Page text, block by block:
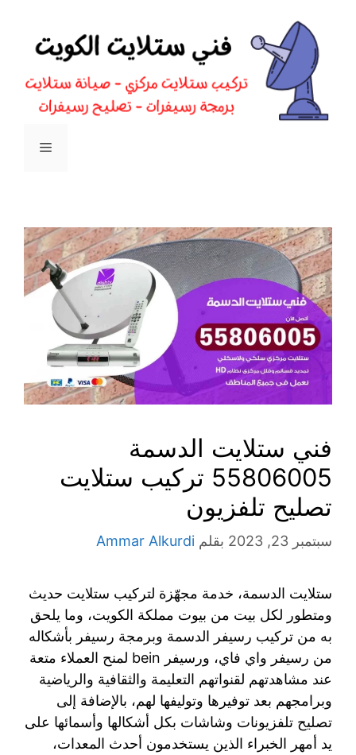
المحتوى
القائمة
فني ستلايت الدسمة
55806005 تركيب ستلايت
تصليح تلفزيون
سبتمبر 23, 2023 بقلم Ammar Alkurdi
ستلايت الدسمة، خدمة مجهّزة لتركيب ستلايت حديث
ومتطور لكل بيت من بيوت مملكة الكويت، وما يلحق
به من تركيب رسيفر الدسمة وبرمجة رسيفر بأشكاله
من رسيفر واي فاي، ورسيفر bein لمنح العملاء متعة
عند مشاهدتهم لقنواتهم التعليمة والثقافية والرياضية
وبرامجهم بعد توفيرها وتوليفها لهم، بالإضافة إلى
تصليح تلفزيونات وشاشات بكل أشكالها وأسمائها على
يد أمهر الخبراء الذين يستخدمون أحدث المعدات،